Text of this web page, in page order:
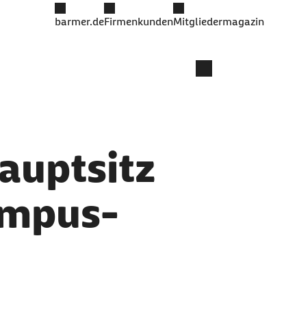
barmer.deFirmenkundenMitgliedermagazin